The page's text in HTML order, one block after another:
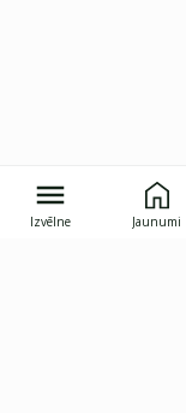
Izvēlne Jaunumi